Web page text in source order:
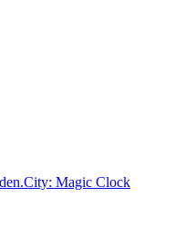
Magic Clock